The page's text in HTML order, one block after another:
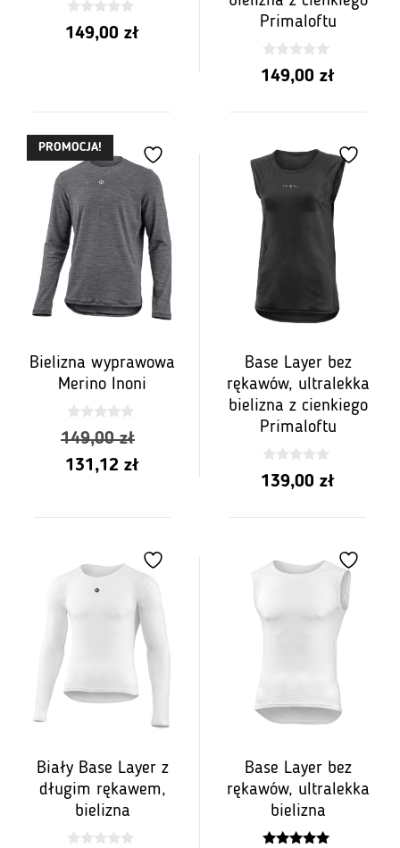
0
z
149,00 zł
Primaloftu
0
z
149,00 zł
PROMOCJA!
Bielizna wyprawowa
Merino Inoni
0
z
149,00zł
149,00
131,12 złAktualna
wynosi:
zł.
Base Layer bez
rękawów, ultralekka
bielizna z cienkiego
Primaloftu
0
z
139,00 zł
Biały Base Layer z
długim rękawem,
bielizna
Base Layer bez
rękawów, ultralekka
bielizna